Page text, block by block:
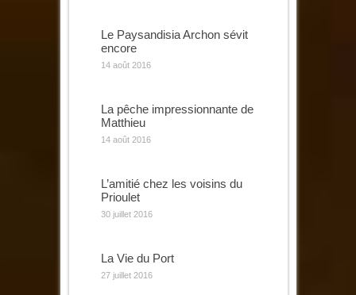
Le Paysandisia Archon sévit
encore
14 août 2016
La pêche impressionnante de
Matthieu
14 août 2016
L’amitié chez les voisins du
Prioulet
30 juillet 2016
La Vie du Port
27 juillet 2016